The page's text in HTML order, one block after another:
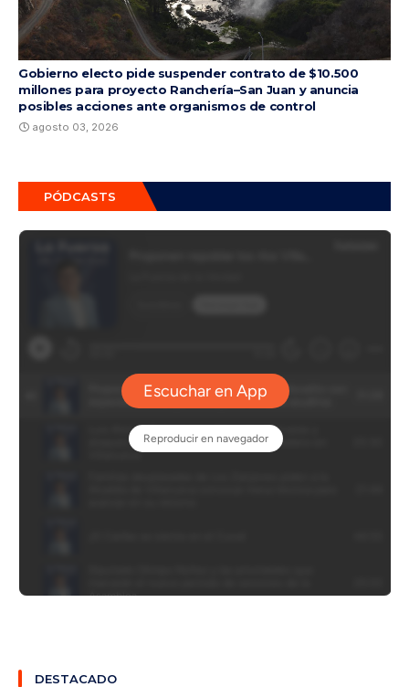
Gobierno electo pide suspender contrato de $10.500
millones para proyecto Ranchería–San Juan y anuncia
posibles acciones ante organismos de control
agosto 03, 2026
PÓDCASTS
DESTACADO